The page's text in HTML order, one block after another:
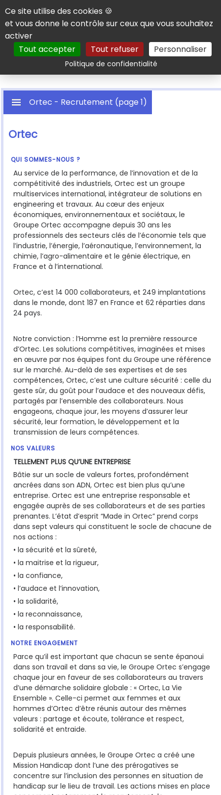
Panneau de gestion des cookies
Ce site utilise des cookies 🍪
et vous donne le contrôle sur ceux que vous souhaitez
activer
Tout accepter
Tout refuser Personnaliser
Politique de confidentialitéRechercher
Ortec - Recrutement (page 1)
Ortec
QUI SOMMES-NOUS ?
Au service de la performance, de l’innovation et de la
compétitivité des industriels, Ortec est un groupe
multiservices international, intégrateur de solutions en
engineering et travaux. Au cœur des enjeux
économiques, environnementaux et sociétaux, le
Groupe Ortec accompagne depuis 30 ans les
professionnels des secteurs clés de l’économie tels que
l’industrie, l’énergie, l’aéronautique, l’environnement, la
chimie, l’agro-alimentaire et le génie électrique, en
France et à l’international.
Ortec, c’est 14 000 collaborateurs, et 249 implantations
dans le monde, dont 187 en France et 62 réparties dans
24 pays.
Notre conviction : l’Homme est la première ressource
d’Ortec. Les solutions compétitives, imaginées et mises
en œuvre par nos équipes font du Groupe une référence
sur le marché. Au-delà de ses expertises et de ses
compétences, Ortec, c’est une culture sécurité : celle du
geste sûr, du goût pour l’audace et des nouveaux défis,
partagés par l’ensemble des collaborateurs. Nous
engageons, chaque jour, les moyens d’assurer leur
sécurité, leur formation, le développement et la
transmission de leurs compétences.
NOS VALEURS
TELLEMENT PLUS QU’UNE ENTREPRISE
Bâtie sur un socle de valeurs fortes, profondément
ancrées dans son ADN, Ortec est bien plus qu’une
entreprise. Ortec est une entreprise responsable et
engagée auprès de ses collaborateurs et de ses parties
prenantes. L’état d’esprit “Made in Ortec” prend corps
dans sept valeurs qui constituent le socle de chacune de
nos actions :
• la sécurité et la sûreté,
• la maitrise et la rigueur,
• la confiance,
• l’audace et l’innovation,
• la solidarité,
• la reconnaissance,
• la responsabilité.
NOTRE ENGAGEMENT
Parce qu’il est important que chacun se sente épanoui
dans son travail et dans sa vie, le Groupe Ortec s’engage
chaque jour en faveur de ses collaborateurs au travers
d’une démarche solidaire globale : « Ortec, La Vie
Ensemble ». Celle-ci permet aux femmes et aux
hommes d’Ortec d’être réunis autour des mêmes
valeurs : partage et écoute, tolérance et respect,
solidarité et entraide.
Depuis plusieurs années, le Groupe Ortec a créé une
Mission Handicap dont l’une des prérogatives se
concentre sur l’inclusion des personnes en situation de
handicap sur le lieu de travail. Les actions mises en place